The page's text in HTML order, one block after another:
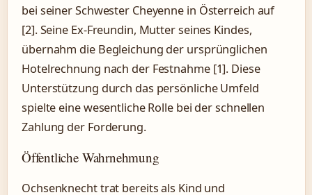
bei seiner Schwester Cheyenne in Österreich auf
[2]. Seine Ex-Freundin, Mutter seines Kindes,
übernahm die Begleichung der ursprünglichen
Hotelrechnung nach der Festnahme [1]. Diese
Unterstützung durch das persönliche Umfeld
spielte eine wesentliche Rolle bei der schnellen
Zahlung der Forderung.
Öffentliche Wahrnehmung
Ochsenknecht trat bereits als Kind und